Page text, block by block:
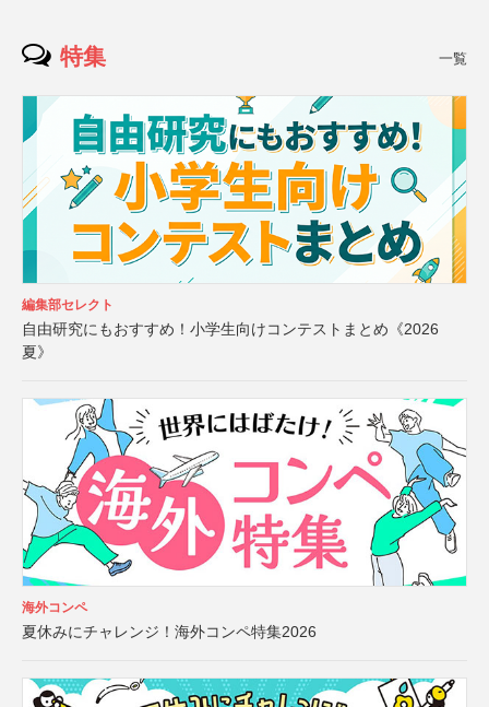
特集 一覧
編集部セレクト
自由研究にもおすすめ！小学生向けコンテストまとめ《2026
夏》
海外コンペ
夏休みにチャレンジ！海外コンペ特集2026